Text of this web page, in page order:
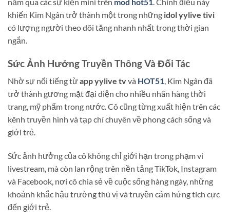
khiến Kim Ngân trở thành một trong những idol yylive tivi
có lượng người theo dõi tăng nhanh nhất trong thời gian
ngắn.
Sức Ảnh Hưởng Truyền Thông Và Đối Tác
Nhờ sự nổi tiếng từapp yylive tvvà HOT51, Kim Ngân đã
trở thành gương mặt đại diện cho nhiều nhãn hàng thời
trang, mỹ phẩm trong nước. Cô cũng từng xuất hiện trên các
kênh truyền hình và tạp chí chuyên về phong cách sống và
giới trẻ.
Sức ảnh hưởng của cô không chỉ giới hạn trong phạm vi
livestream, mà còn lan rộng trên nền tảng TikTok, Instagram
và Facebook, nơi cô chia sẻ về cuộc sống hàng ngày, những
khoảnh khắc hậu trường thú vị và truyền cảm hứng tích cực
đến giới trẻ.